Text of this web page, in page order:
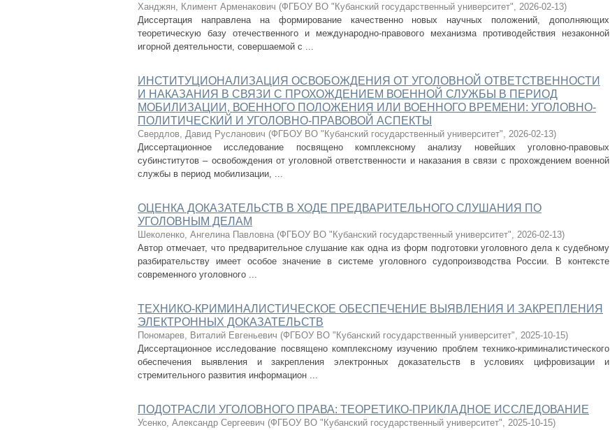
Ханджян, Климент Арменакович (ФГБОУ ВО "Кубанский государственный университет", 2026-02-13)
Диссертация направлена на формирование качественно новых научных положений, дополняющих
теоретическую базу отечественного и международно-правового механизма противодействия незаконной
игорной деятельности, совершаемой с ...
ИНСТИТУЦИОНАЛИЗАЦИЯ ОСВОБОЖДЕНИЯ ОТ УГОЛОВНОЙ ОТВЕТСТВЕННОСТИ
И НАКАЗАНИЯ В СВЯЗИ С ПРОХОЖДЕНИЕМ ВОЕННОЙ СЛУЖБЫ В ПЕРИОД
МОБИЛИЗАЦИИ, ВОЕННОГО ПОЛОЖЕНИЯ ИЛИ ВОЕННОГО ВРЕМЕНИ: УГОЛОВНО-
ПОЛИТИЧЕСКИЙ И УГОЛОВНО-ПРАВОВОЙ АСПЕКТЫ
Свердлов, Давид Русланович (ФГБОУ ВО "Кубанский государственный университет", 2026-02-13)
Диссертационное исследование посвящено комплексному анализу новейших уголовно-правовых
субинститутов – освобождения от уголовной ответственности и наказания в связи с прохождением военной
службы в период мобилизации, ...
ОЦЕНКА ДОКАЗАТЕЛЬСТВ В ХОДЕ ПРЕДВАРИТЕЛЬНОГО СЛУШАНИЯ ПО
УГОЛОВНЫМ ДЕЛАМ
Шеколенко, Ангелина Павловна (ФГБОУ ВО "Кубанский государственный университет", 2026-02-13)
Автор отмечает, что предварительное слушание как одна из форм подготовки уголовного дела к судебному
разбирательству имеет особое значение в системе уголовного судопроизводства России. В контексте
современного уголовного ...
ТЕХНИКО-КРИМИНАЛИСТИЧЕСКОЕ ОБЕСПЕЧЕНИЕ ВЫЯВЛЕНИЯ И ЗАКРЕПЛЕНИЯ
ЭЛЕКТРОННЫХ ДОКАЗАТЕЛЬСТВ
Пономарев, Виталий Евгеньевич (ФГБОУ ВО "Кубанский государственный университет", 2025-10-15)
Диссертационное исследование посвящено комплексному изучению проблем технико-криминалистического
обеспечения выявления и закрепления электронных доказательств в условиях цифровизации и
стремительного развития информацион ...
ПОДОТРАСЛИ УГОЛОВНОГО ПРАВА: ТЕОРЕТИКО-ПРИКЛАДНОЕ ИССЛЕДОВАНИЕ
Усенко, Александр Сергеевич (ФГБОУ ВО "Кубанский государственный университет", 2025-10-15)